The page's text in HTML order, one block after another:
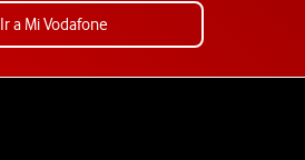
Ir a Mi Vodafone